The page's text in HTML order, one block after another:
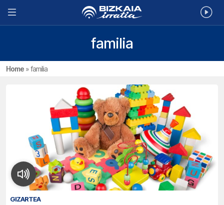
familia
Home »familia
GIZARTEA